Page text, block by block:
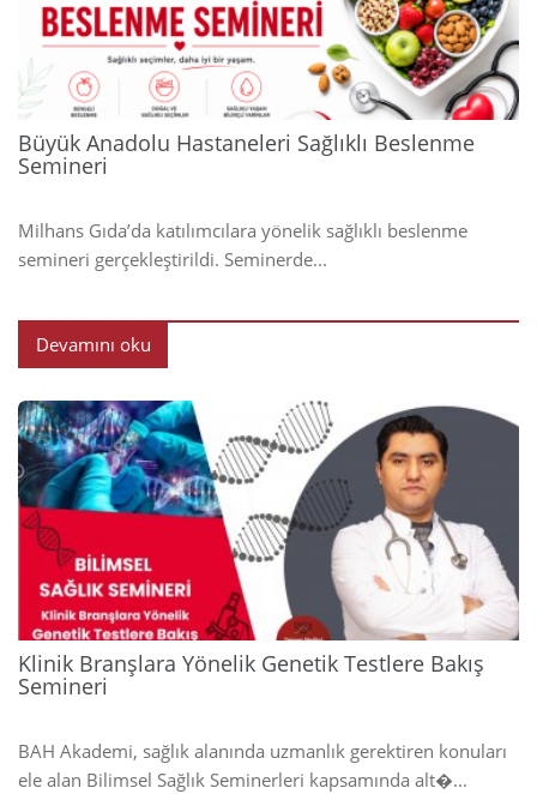
2024
Büyük Anadolu Hastaneleri Sağlıklı Beslenme
Semineri
Milhans Gıda’da katılımcılara yönelik sağlıklı beslenme
semineri gerçekleştirildi. Seminerde...
Devamını oku
Klinik Branşlara Yönelik Genetik Testlere Bakış
Semineri
BAH Akademi, sağlık alanında uzmanlık gerektiren konuları
ele alan Bilimsel Sağlık Seminerleri kapsamında alt�...